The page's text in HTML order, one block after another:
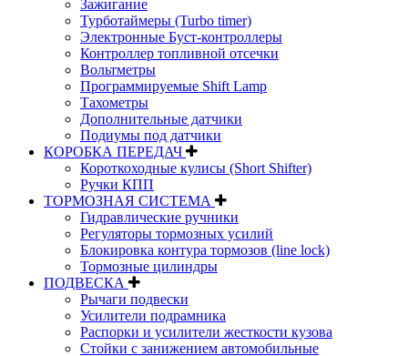
Зажигание
Турботаймеры (Turbo timer)
Электронные Буст-контроллеры
Контроллер топливной отсечки
Вольтметры
Программируемые Shift Lamp
Тахометры
Дополнительные датчики
Подиумы под датчики
КОРОБКА ПЕРЕДАЧ
Короткоходные кулисы (Short Shifter)
Ручки КПП
ТОРМОЗНАЯ СИСТЕМА
Гидравлические ручники
Регуляторы тормозных усилий
Блокировка контура тормозов (line lock)
Тормозные цилиндры
ПОДВЕСКА
Рычаги подвески
Усилители подрамника
Распорки и усилители жесткости кузова
Стойки с занижением автомобильные